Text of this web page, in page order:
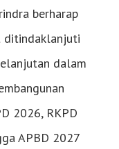
berharap
ditindaklanjuti
dalam
2026, RKPD
APBD 2027